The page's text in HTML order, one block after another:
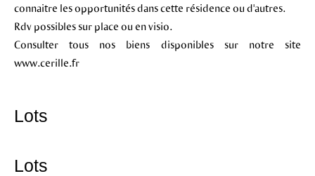
connaitre les opportunités dans cette résidence ou d'autres.
Rdv possibles sur place ou en visio.
Consulter tous nos biens disponibles sur notre site
www.cerille.fr
Lots
Lots